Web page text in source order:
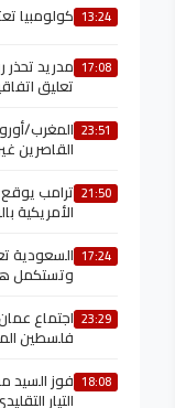
13:24 كولومبيا
17:08 مدريد
تعليق
23:51 المغرب/
القاصرين
21:50 ترامب
الأمريكية
17:24 السعودية
وتستكمل
23:29 اجتماع
فلسطين
18:08 فوز السيد
التيار